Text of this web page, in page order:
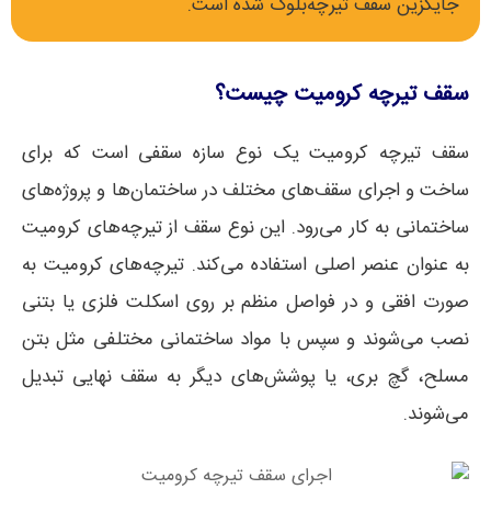
سقف تیرچه کرومیت چیست؟
سقف تیرچه کرومیت یک نوع سازه سقفی است که برای
ساخت و اجرای سقف‌های مختلف در ساختمان‌ها و پروژه‌های
ساختمانی به کار می‌رود. این نوع سقف از تیرچه‌های کرومیت
به عنوان عنصر اصلی استفاده می‌کند. تیرچه‌های کرومیت به
صورت افقی و در فواصل منظم بر روی اسکلت فلزی یا بتنی
نصب می‌شوند و سپس با مواد ساختمانی مختلفی مثل بتن
مسلح، گچ بری، یا پوشش‌های دیگر به سقف نهایی تبدیل
می‌شوند.